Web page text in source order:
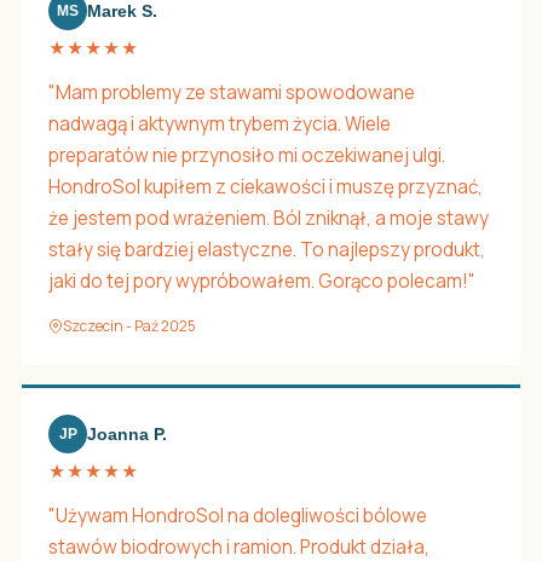
MS Marek S.
★★★★★
"Mam problemy ze stawami spowodowane
nadwagą i aktywnym trybem życia. Wiele
preparatów nie przynosiło mi oczekiwanej ulgi.
HondroSol kupiłem z ciekawości i muszę przyznać,
że jestem pod wrażeniem. Ból zniknął, a moje stawy
stały się bardziej elastyczne. To najlepszy produkt,
jaki do tej pory wypróbowałem. Gorąco polecam!"
Szczecin - Paź 2025
JP Joanna P.
★★★★★
"Używam HondroSol na dolegliwości bólowe
stawów biodrowych i ramion. Produkt działa,